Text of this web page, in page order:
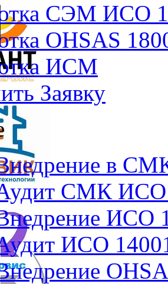
СЭМ ИСО
OHSAS
ИСМ
Заявку
в
СМК ИСО
ИСО
ИСО